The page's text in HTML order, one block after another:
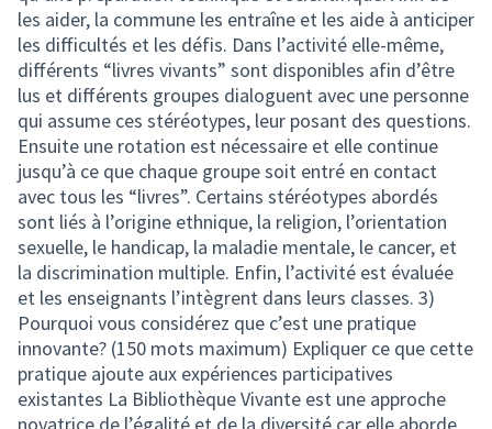
les aider, la commune les entraîne et les aide à anticiper
les difficultés et les défis. Dans l’activité elle-même,
différents “livres vivants” sont disponibles afin d’être
lus et différents groupes dialoguent avec une personne
qui assume ces stéréotypes, leur posant des questions.
Ensuite une rotation est nécessaire et elle continue
jusqu’à ce que chaque groupe soit entré en contact
avec tous les “livres”. Certains stéréotypes abordés
sont liés à l’origine ethnique, la religion, l’orientation
sexuelle, le handicap, la maladie mentale, le cancer, et
la discrimination multiple. Enfin, l’activité est évaluée
et les enseignants l’intègrent dans leurs classes. 3)
Pourquoi vous considérez que c’est une pratique
innovante? (150 mots maximum) Expliquer ce que cette
pratique ajoute aux expériences participatives
existantes La Bibliothèque Vivante est une approche